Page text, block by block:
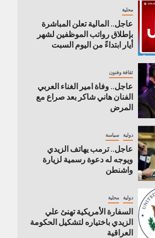
محلية
عاجل.. المالية تعلن المباشرة
بإطلاق رواتب ‏الموظفين لشهر
أيار ابتداءً من اليوم السبت
ثقافة وفنون
عاجل.. وفاة امير الغناء العربي
الفنان هاني شاكر بعد صراع مع
المرض
دولية سياسة
عاجل.. ترمب يهاتف الزيدي
ويوجه له دعوة رسمية لزيارة
واشنطن
دولية محلية
السفارة الأمريكية تهنئ علي
الزيدي باختياره لتشكيل الحكومة
العراقية